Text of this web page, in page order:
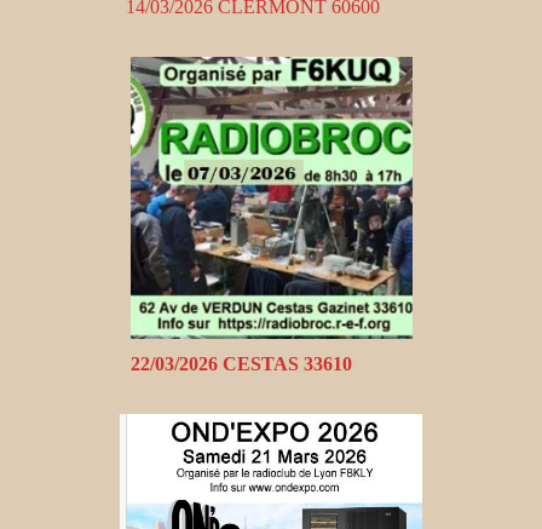
14/03/2026 CLERMONT 60600
22/03/2026 CESTAS 33610